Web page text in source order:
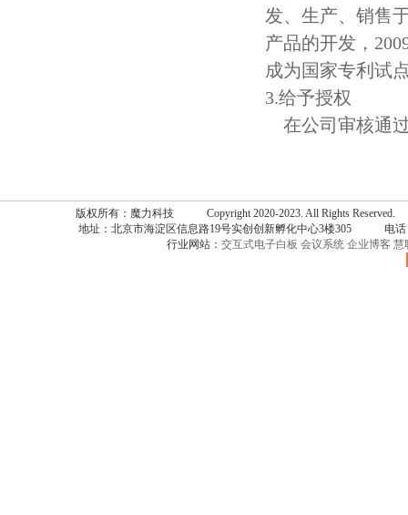
发、生产、销售
产品的开发，
成为国家专利试
3.给予授权
在公司审核通
版权所有：魔力科技 Copyright 2020-2023. All Rights
地址：北京市海淀区信息路19号实创创新孵化中心3楼305
行业网站： 交互式电子白板 会议系统 企业博客 慧